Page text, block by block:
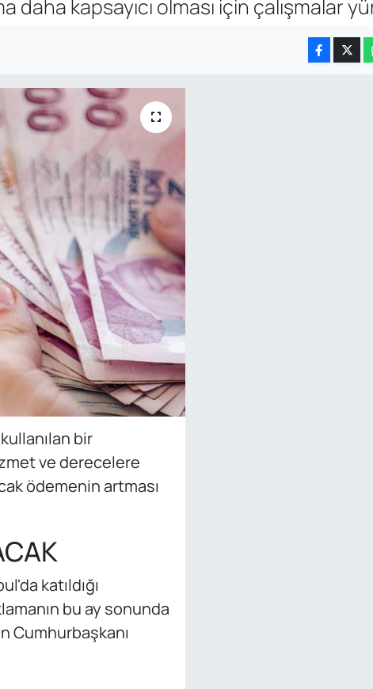
kapsayıcı olması için çalışmalar
bir
ve derecelere
ödemenin artması
katıldığı
bu ay sonunda
Cumhurbaşkanı